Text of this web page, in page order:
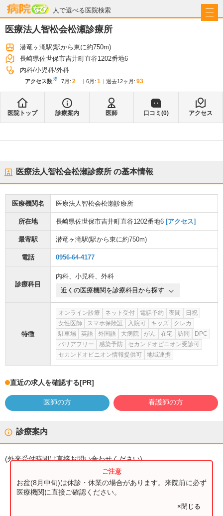
人で選べる医院検索
病院なび
医療法人智松会松瀬診療所
潜竜ヶ滝駅(駅から東に約750m)
長崎県佐世保市吉井町直谷1202番地6
内科 小児科 外科
アクセス数※ 7月 : 2 6月 : 1 過去12ヶ月: 93
医院トップ 診療案内 医師 口コミ(0) アクセス
医療法人智松会松瀬診療所 の基本情報
医療機関名 医療法人智松会松瀬診療所
所在地 長崎県佐世保市吉井町直谷1202番地6 [アクセス]
最寄駅 潜竜ヶ滝駅(駅から東に約750m)
電話 0956-64-4177
診療科目
内科、 小児科、 外科
近くの医療機関を診療科目から探す
特徴
オンライン診療 ネット受付 電話予約 夜間
日祝
女性医師
スマホ保険証 入院可 キッズ
クレカ
駐車場
英語 外国語 大病院 がん 在宅 訪問
DPC
バリアフリー
感染予防
セカンドオピニオン受診可
セカンドオピニオン情報提供可
地域連携
直近の求人を確認する[PR]
医師の方 看護師の方
診療案内
(外来受付時間は直接お問い合わせください)
お盆(8月中旬)は休診・休業の場合があります。来院前に必ず
医療機関に直接ご確認ください。
×閉じる